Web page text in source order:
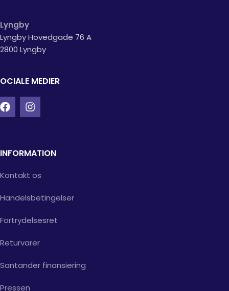
Lyngby
Lyngby Hovedgade 76 A
2800 Lyngby
MEDIER
INFORMATION
Kontakt os
Handelsbetingelser
Fortrydelsesret
Returvarer
Santander finansiering
Pressen